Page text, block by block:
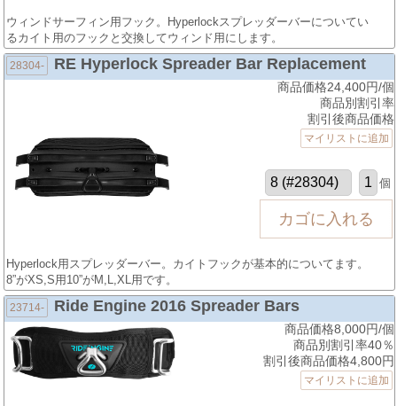
ウィンドサーフィン用フック。Hyperlockスプレッダーバーについてい
るカイト用のフックと交換してウィンド用にします。
28304- RE Hyperlock Spreader Bar Replacement
商品価格24,400円/個
商品別割引率
割引後商品価格
マイリストに追加
個
Hyperlock用スプレッダーバー。カイトフックが基本的についてます。
8”がXS,S用10”がM,L,XL用です。
23714- Ride Engine 2016 Spreader Bars
商品価格8,000円/個
商品別割引率40％
割引後商品価格4,800円
マイリストに追加